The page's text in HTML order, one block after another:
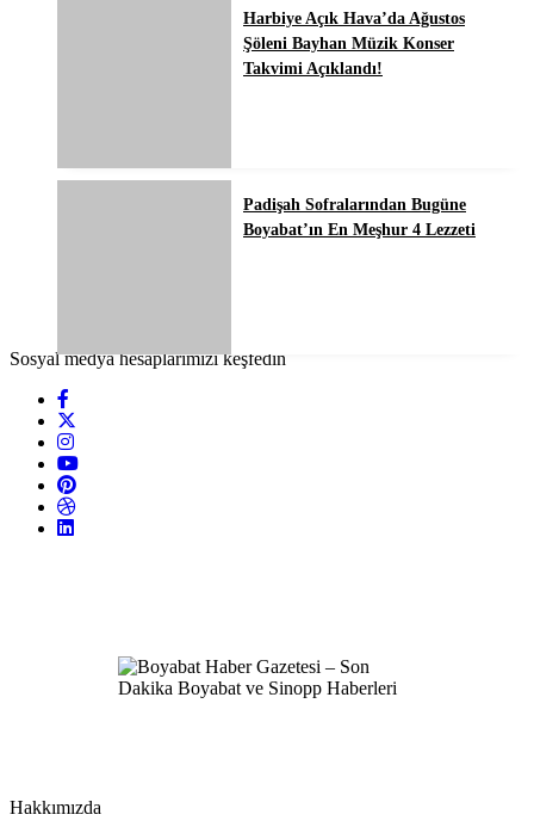
Harbiye Açık Hava’da Ağustos
Şöleni Bayhan Müzik Konser
Takvimi Açıklandı!
Padişah Sofralarından Bugüne
Boyabat’ın En Meşhur 4 Lezzeti
Sosyal medya hesaplarımızı keşfedin
Hakkımızda